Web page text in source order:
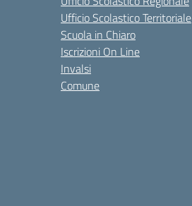
Ufficio Scolastico Territoriale
Scuola in Chiaro
Iscrizioni On Line
Invalsi
Comune